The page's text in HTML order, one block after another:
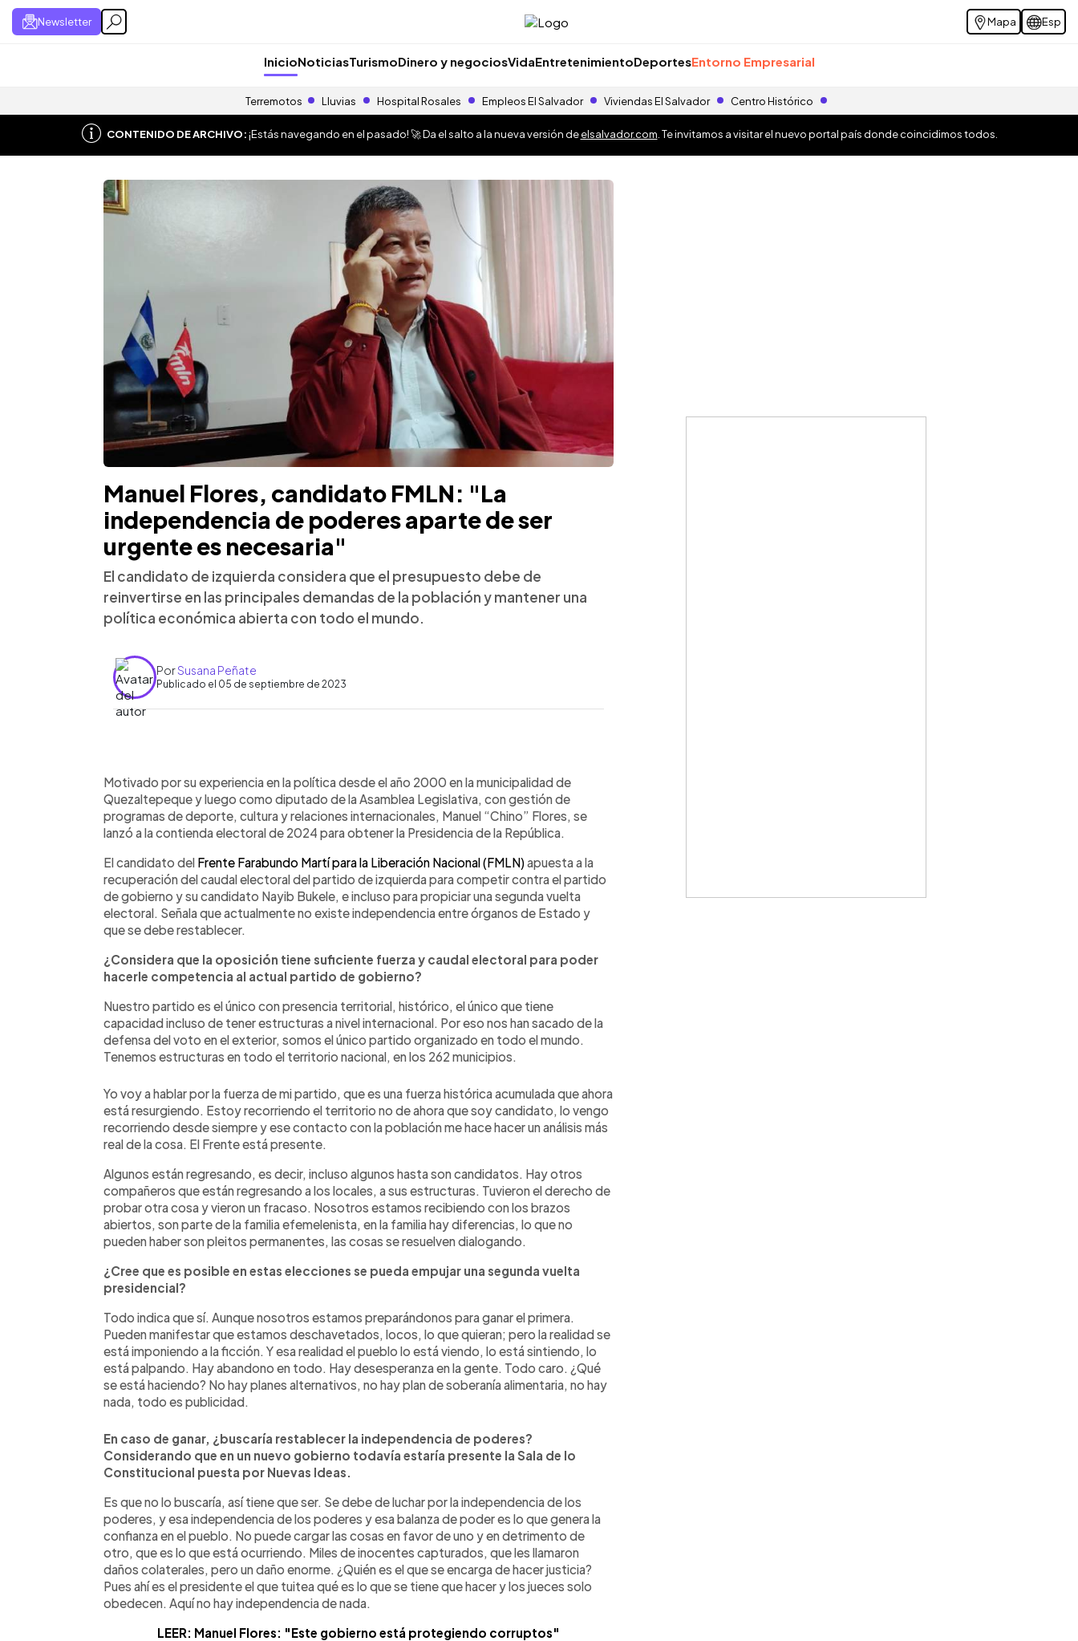
Newsletter Mapa Esp
InicioNoticiasTurismoDinero y negociosVidaEntretenimientoDeportesEntorno Empresarial
Terremotos Lluvias Hospital Rosales Empleos El Salvador Viviendas El Salvador Centro Histórico
CONTENIDO DE ARCHIVO:¡Estás navegando en el pasado! 🚀 Da el salto a la nueva versión deelsalvador.com . Te invitamos a visitar el nuevo portal país donde coincidimos todos.
Manuel Flores, candidato FMLN: "La
independencia de poderes aparte de ser
urgente es necesaria"
El candidato de izquierda considera que el presupuesto debe de
reinvertirse en las principales demandas de la población y mantener una
política económica abierta con todo el mundo.
PorSusana Peñate
Publicado el 05 de septiembre de 2023
Escuchar artículo
Motivado por su experiencia en la política desde el año 2000 en la municipalidad de
Quezaltepeque y luego como diputado de la Asamblea Legislativa, con gestión de
programas de deporte, cultura y relaciones internacionales, Manuel “Chino” Flores, se
lanzó a la contienda electoral de 2024 para obtener la Presidencia de la República.
El candidato del Frente Farabundo Martí para la Liberación Nacional (FMLN)apuesta a la
recuperación del caudal electoral del partido de izquierda para competir contra el partido
de gobierno y su candidato Nayib Bukele, e incluso para propiciar una segunda vuelta
electoral. Señala que actualmente no existe independencia entre órganos de Estado y
que se debe restablecer.
¿Considera que la oposición tiene suficiente fuerza y caudal electoral para poder
hacerle competencia al actual partido de gobierno?
Nuestro partido es el único con presencia territorial, histórico, el único que tiene
capacidad incluso de tener estructuras a nivel internacional. Por eso nos han sacado de la
defensa del voto en el exterior, somos el único partido organizado en todo el mundo.
Tenemos estructuras en todo el territorio nacional, en los 262 municipios.
Yo voy a hablar por la fuerza de mi partido, que es una fuerza histórica acumulada que ahora
está resurgiendo. Estoy recorriendo el territorio no de ahora que soy candidato, lo vengo
recorriendo desde siempre y ese contacto con la población me hace hacer un análisis más
real de la cosa. El Frente está presente.
Algunos están regresando, es decir, incluso algunos hasta son candidatos. Hay otros
compañeros que están regresando a los locales, a sus estructuras. Tuvieron el derecho de
probar otra cosa y vieron un fracaso. Nosotros estamos recibiendo con los brazos
abiertos, son parte de la familia efemelenista, en la familia hay diferencias, lo que no
pueden haber son pleitos permanentes, las cosas se resuelven dialogando.
¿Cree que es posible en estas elecciones se pueda empujar una segunda vuelta
presidencial?
Todo indica que sí. Aunque nosotros estamos preparándonos para ganar el primera.
Pueden manifestar que estamos deschavetados, locos, lo que quieran; pero la realidad se
está imponiendo a la ficción. Y esa realidad el pueblo lo está viendo, lo está sintiendo, lo
está palpando. Hay abandono en todo. Hay desesperanza en la gente. Todo caro. ¿Qué
se está haciendo? No hay planes alternativos, no hay plan de soberanía alimentaria, no hay
nada, todo es publicidad.
En caso de ganar, ¿buscaría restablecer la independencia de poderes?
Considerando que en un nuevo gobierno todavía estaría presente la Sala de lo
Constitucional puesta por Nuevas Ideas.
Es que no lo buscaría, así tiene que ser. Se debe de luchar por la independencia de los
poderes, y esa independencia de los poderes y esa balanza de poder es lo que genera la
confianza en el pueblo. No puede cargar las cosas en favor de uno y en detrimento de
otro, que es lo que está ocurriendo. Miles de inocentes capturados, que les llamaron
daños colaterales, pero un daño enorme. ¿Quién es el que se encarga de hacer justicia?
Pues ahí es el presidente el que tuitea qué es lo que se tiene que hacer y los jueces solo
obedecen. Aquí no hay independencia de nada.
LEER: Manuel Flores: "Este gobierno está protegiendo corruptos"